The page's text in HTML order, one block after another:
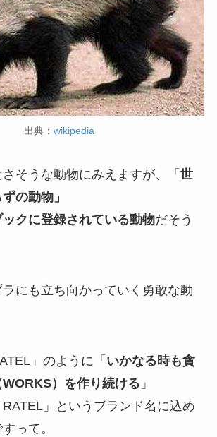
出典： wikipedia
そうな動物にみえますが、「 世
の動物」
クに登録されている動物だそう
にも立ち向かっていく勇敢な動
」のように「 いかなる時も貪
）を作り続ける 」
」というブランド名に込め
って。